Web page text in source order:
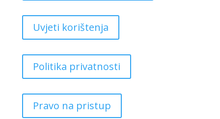
Uvjeti korištenja
Politika privatnosti
Pravo na pristup